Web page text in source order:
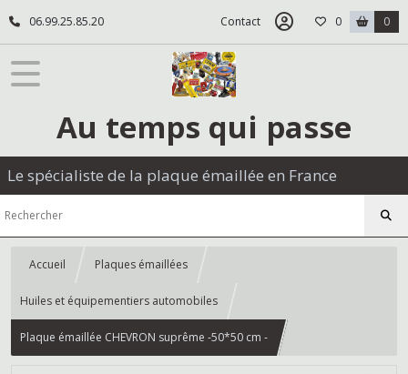
06.99.25.85.20 Contact 0 0
Au temps qui passe
Le spécialiste de la plaque émaillée en France
Accueil Plaques émaillées
Huiles et équipementiers automobiles
Plaque émaillée CHEVRON suprême -50*50 cm -